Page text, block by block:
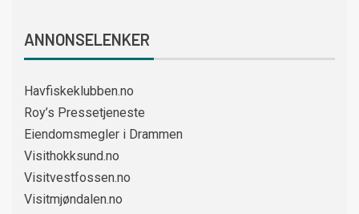
ANNONSELENKER
Havfiskeklubben.no
Roy’s Pressetjeneste
Eiendomsmegler i Drammen
Visithokksund.no
Visitvestfossen.no
Visitmjøndalen.no